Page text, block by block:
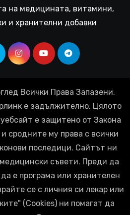
на медицината, витамини,
и хранителни добавки
Всички Права Запазени.
е задължително. Цялото
е защитено от Закона
сродните му права с всички
последици. Сайтът ни
съвети. Преди да
е програма или хранителен
се с личния си лекар или
(Cookies) ни помагат да